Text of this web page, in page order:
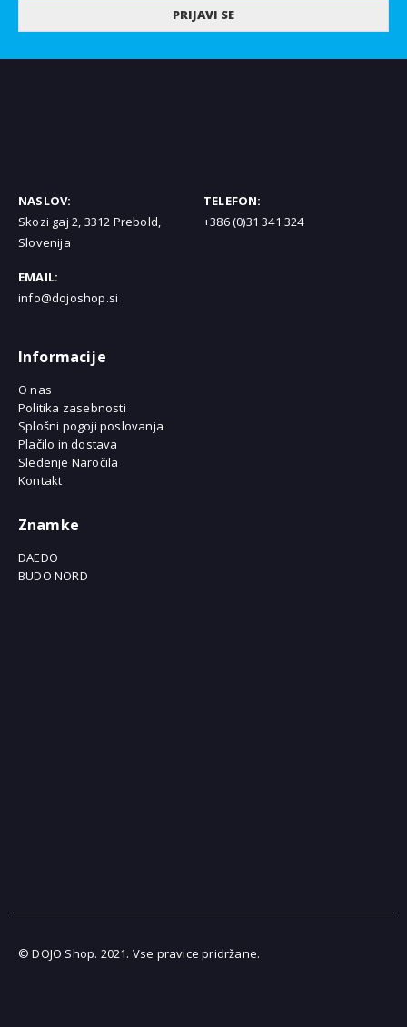
PRIJAVI SE
NASLOV:
Skozi gaj 2, 3312 Prebold,
Slovenija
TELEFON:
+386 (0)31 341 324
EMAIL:
info@dojoshop.si
Informacije
O nas
Politika zasebnosti
Splošni pogoji poslovanja
Plačilo in dostava
Sledenje Naročila
Kontakt
Znamke
DAEDO
BUDO NORD
© DOJO Shop. 2021. Vse pravice pridržane.